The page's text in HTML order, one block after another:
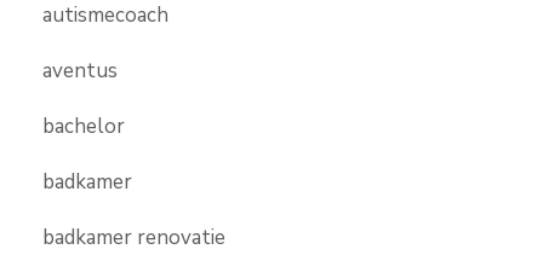
autismecoach
aventus
bachelor
badkamer
badkamer renovatie